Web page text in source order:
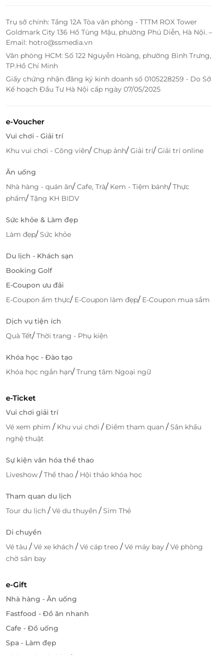
để cảm nhận sự khác biệt và tận hưởng dịch vụ chất
lượng từ Thẩm mỹ viện Ngọc Dung. Đặt chỗ thật
đơn giản chỉ với vài thao tác, sẵn sàng thay đổi diện
mạo và đón nhận hành trình làm đẹp tự tin hơn mỗi
Trụ sở chính: Tầng 12A Tòa văn phòng - TTTM ROX Tower
Goldmark City 136 Hồ Tùng Mậu, phường Phú Diễn, Hà Nội. –
Email: hotro@ssmedia.vn
Văn phòng HCM: Số 122 Nguyễn Hoàng, phường Bình Trưng,
TP.Hồ Chí Minh
Giấy chứng nhận đăng ký kinh doanh số 0105228259 - Do Sở
Kế hoạch Đầu Tư Hà Nội cấp ngày 07/05/2025
e-Voucher
Vui chơi - Giải trí
Khu vui chơi - Công viên/Chụp ảnh/Giải trí/Giải trí online
Ăn uống
Nhà hàng - quán ăn/Cafe, Trà/ Kem - Tiệm bánh/Thực
phẩm/Tặng KH BIDV
Sức khỏe & Làm đẹp
Làm đẹp/Sức khỏe
Du lịch - Khách sạn
Booking Golf
E-Coupon ưu đãi
E-Coupon ẩm thực/ E-Coupon làm đẹp/ E-Coupon mua sắm
Dịch vụ tiện ích
Quà Tết/Thời trang - Phụ kiện
Khóa học - Đào tạo
Khóa học ngắn hạn/Trung tâm Ngoại ngữ
e-Ticket
Vui chơi giải trí
Vé xem phim / Khu vui chơi /Điểm tham quan /Sân khấu
nghệ thuật
Sự kiện văn hóa thể thao
Liveshow /Thể thao / Hội thảo khóa học
Tham quan du lịch
Tour du lịch /Vé du thuyền /Sim Thẻ
Di chuyển
Vé tàu /Vé xe khách /Vé cáp treo /Vé máy bay /Vé phòng
chờ sân bay
e-Gift
Nhà hàng - Ăn uống
Fastfood - Đồ ăn nhanh
Cafe - Đồ uống
Spa - Làm đẹp